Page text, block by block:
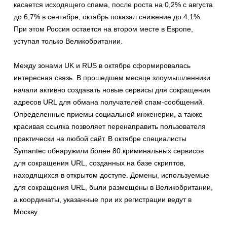
касается исходящего спама, после роста на 0,2% с августа
до 6,7% в сентябре, октябрь показал снижение до 4,1%.
При этом Россия остается на втором месте в Европе,
уступая только Великобритании.
Между зонами UK и RUS в октябре сформировалась
интересная связь. В прошедшем месяце злоумышленники
начали активно создавать новые сервисы для сокращения
адресов URL для обмана получателей спам-сообщений.
Определенные приемы социальной инженерии, а также
красивая ссылка позволяет перенаправить пользователя
практически на любой сайт. В октябре специалисты
Symantec обнаружили более 80 криминальных сервисов
для сокращения URL, созданных на базе скриптов,
находящихся в открытом доступе. Домены, используемые
для сокращения URL, были размещены в Великобритании,
а координаты, указанные при их регистрации ведут в
Москву.